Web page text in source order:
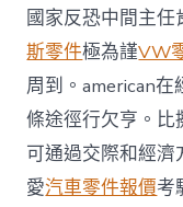
國家反恐中間主
斯零件極為謹VW
周到。american
條途徑行欠亨。比
可通過交際和經
愛汽車零件報價考